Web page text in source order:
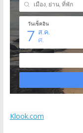
Klook.com